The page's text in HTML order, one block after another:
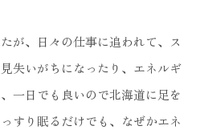
が、日々の仕事に追われて、ス
失いがちになったり、エネルギ
一日でも良いので北海道に足を
すり眠るだけでも、なぜかエネ